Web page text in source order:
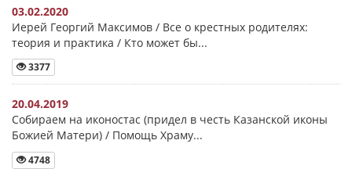
03.02.2020
Иерей Георгий Максимов / Все о крестных родителях:
теория и практика / Кто может бы...
3377
20.04.2019
Собираем на иконостас (придел в честь Казанской иконы
Божией Матери) / Помощь Храму...
4748